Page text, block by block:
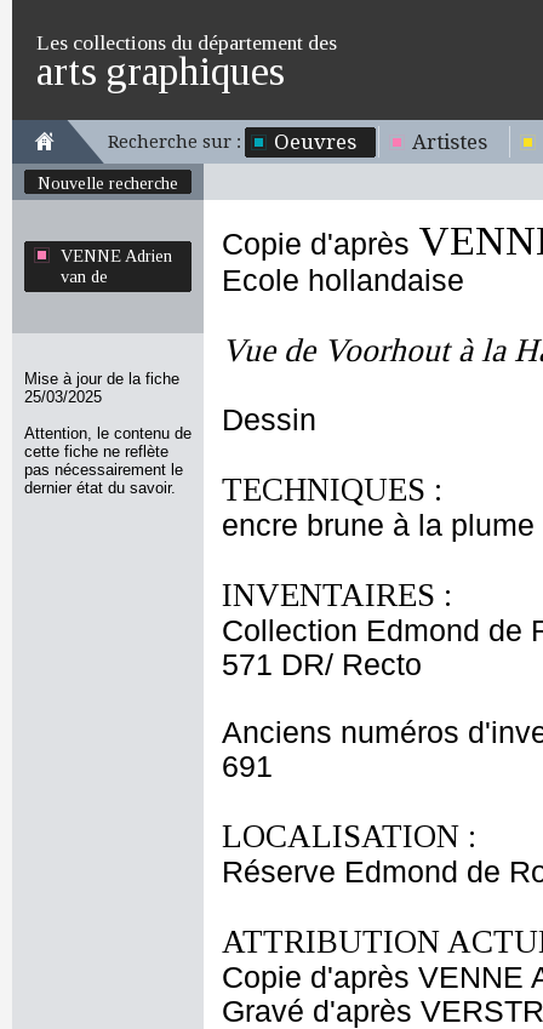
Les collections du département des
arts graphiques
Recherche sur : Oeuvres Artistes
Nouvelle recherche
VENNE Adrien
van de
Mise à jour de la fiche
25/03/2025
Attention, le contenu de
cette fiche ne reflète
pas nécessairement le
dernier état du savoir.
Copie d'après
Ecole hollandaise
Vue de Voorhout à la
Dessin
TECHNIQUES :
encre brune à la plume
INVENTAIRES :
Collection Edmond de
571 DR/ Recto
Anciens numéros
691
LOCALISATION :
Réserve Edmond de
ATTRIBUTION
Copie d'après VENNE
Gravé d'après